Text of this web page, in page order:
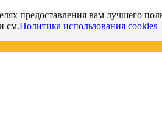
предоставления вам лучшего
см.Политика использования cookies